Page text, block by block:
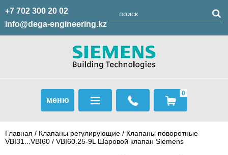
+7 702 300 20 02
info@dega-engineering.kz
меню
0
Главная / Клапаны регулирующие / Клапаны поворотные
VBI31...VBI60 / VBI60.25-9L Шаровой клапан Siemens